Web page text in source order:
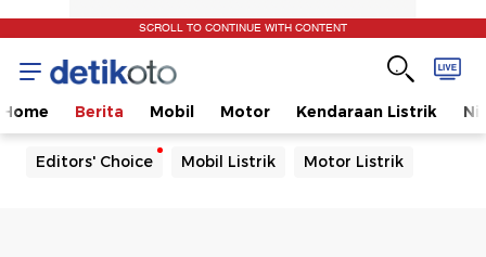
SCROLL TO CONTINUE WITH CONTENT
Home Berita Mobil Motor Kendaraan Listrik
Editors' Choice Mobil Listrik Motor Listrik